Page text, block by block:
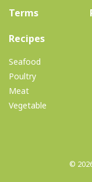
Terms
Recipes(current)
Seafood
Poultry
Meat
Vegetable
©